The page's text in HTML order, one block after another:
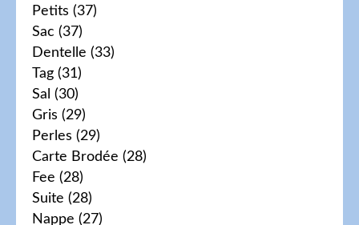
Petits (37)
Sac (37)
Dentelle (33)
Tag (31)
Sal (30)
Gris (29)
Perles (29)
Carte Brodée (28)
Fee (28)
Suite (28)
Nappe (27)